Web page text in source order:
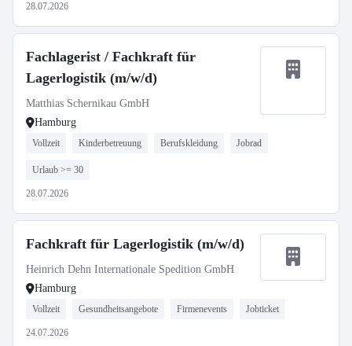
28.07.2026
Fachlagerist / Fachkraft für
Lagerlogistik (m/w/d)
Matthias Schernikau GmbH
Hamburg
Vollzeit Kinderbetreuung Berufskleidung Jobrad
Urlaub >= 30
28.07.2026
Fachkraft für Lagerlogistik (m/w/d)
Heinrich Dehn Internationale Spedition GmbH
Hamburg
Vollzeit Gesundheitsangebote Firmenevents Jobticket
24.07.2026